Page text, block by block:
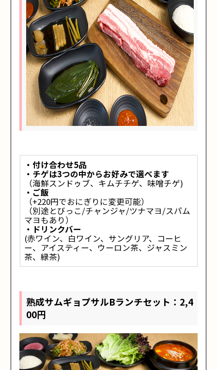
・付け合わせ5品
・チゲは3つの中からお好みで選べます
（海鮮スンドゥブ、キムチチゲ、味噌チゲ)
・ご飯
（+220円でおにぎりに変更可能）
（別途とびっこ/チャンジャ/ツナマヨ/スパム
マヨもあり）
・ドリンクバー
(赤ワイン、白ワイン、サングリア、コーヒ
ー、アイスティー、ウーロン茶、ジャスミン
茶、緑茶)
熟成サムギョプサルBランチセット：2,4
00円